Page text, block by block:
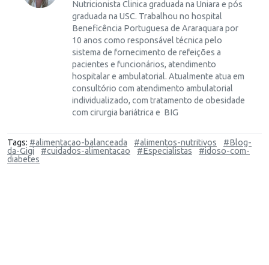
Nutricionista Clinica graduada na Uniara e pós
graduada na USC. Trabalhou no hospital
Beneficência Portuguesa de Araraquara por
10 anos como responsável técnica pelo
sistema de fornecimento de refeições a
pacientes e funcionários, atendimento
hospitalar e ambulatorial. Atualmente atua em
consultório com atendimento ambulatorial
individualizado, com tratamento de obesidade
com cirurgia bariátrica e BIG
Tags: #alimentacao-balanceada #alimentos-nutritivos
#Blog-
da-Gigi
#cuidados-alimentacao #Especialistas
#idoso-com-
diabetes